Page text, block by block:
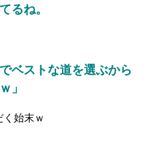
るね。
ベストな道を選ぶから
」
く始末ｗ